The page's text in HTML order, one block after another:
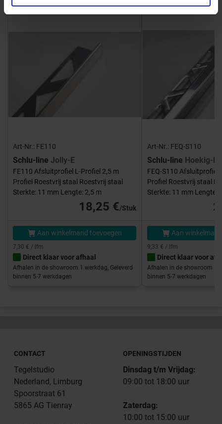
Art-Nr.: FE110
Schlu-line Jolly-E
FE110 Afsluitprofiel L-Profiel 2,5 m
Profiel Roestvrij staal Roestvrij staal
Sterkte: 11 mm Lengte: 2,5 m
18,25 €/Stuk
Aan winkelmand toevoegen
7,30 € / lfm
Direct klaar voor afhaal
Afhalen in de showroom 1 werkdag, Geleverd
binnen 5-7 werkdagen
Art-Nr.: FEQ-S110
Schlu-line Hoekig-E
FEQ-S110 Afsluitprofiel
Profiel Roestvrij staal
Sterkte: 11 mm Lengte:
Aan
9,33 € / lfm
Direct klaar voor
Afhalen in de showroom 1
binnen 5-7 werkdagen
CONTACT
Tegelstudio
Nederland, Limburg
Spoorstraat 61
5865 AG Tienray
OPENINGSTIJDEN
Dinsdag t/m Vrijdag:
09:00 tot 18:00 uur
Zaterdag:
10:00 tot 15:00 uur